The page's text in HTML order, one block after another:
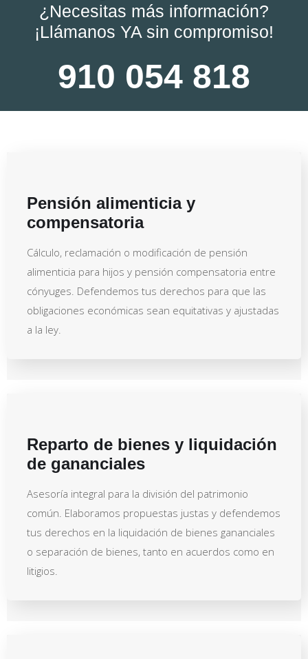
¿Necesitas más información?
¡Llámanos YA sin compromiso!
910 054 818
Pensión alimenticia y
compensatoria
Cálculo, reclamación o modificación de pensión
alimenticia para hijos y pensión compensatoria entre
cónyuges. Defendemos tus derechos para que las
obligaciones económicas sean equitativas y ajustadas
a la ley.
Reparto de bienes y liquidación
de gananciales
Asesoría integral para la división del patrimonio
común. Elaboramos propuestas justas y defendemos
tus derechos en la liquidación de bienes gananciales
o separación de bienes, tanto en acuerdos como en
litigios.